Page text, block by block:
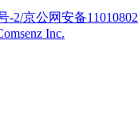
-2/京公网安备
Inc.